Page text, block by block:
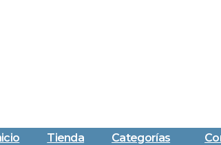
Tienda Categorías